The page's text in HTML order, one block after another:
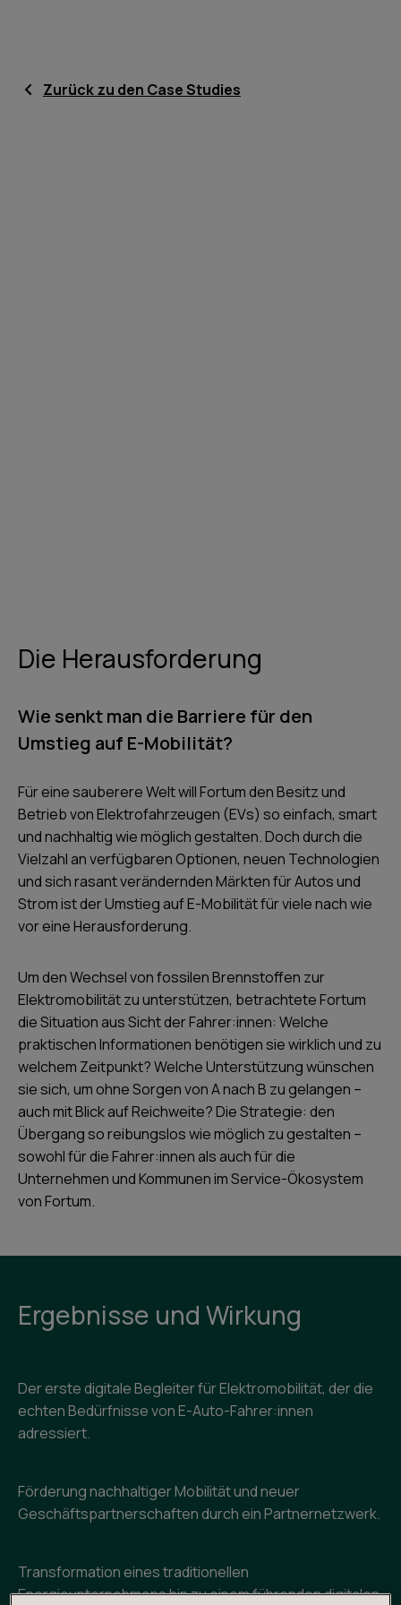
Zurück zu den Case Studies
Die Herausforderung
Wie senkt man die Barriere für den
Umstieg auf E-Mobilität?
Für eine sauberere Welt will Fortum den Besitz und
Betrieb von Elektrofahrzeugen (EVs) so einfach, smart
und nachhaltig wie möglich gestalten. Doch durch die
Vielzahl an verfügbaren Optionen, neuen Technologien
und sich rasant verändernden Märkten für Autos und
Strom ist der Umstieg auf E-Mobilität für viele nach wie
vor eine Herausforderung.
Um den Wechsel von fossilen Brennstoffen zur
Elektromobilität zu unterstützen, betrachtete Fortum
die Situation aus Sicht der Fahrer:innen: Welche
praktischen Informationen benötigen sie wirklich und zu
welchem Zeitpunkt? Welche Unterstützung wünschen
sie sich, um ohne Sorgen von A nach B zu gelangen –
auch mit Blick auf Reichweite? Die Strategie: den
Übergang so reibungslos wie möglich zu gestalten –
sowohl für die Fahrer:innen als auch für die
Unternehmen und Kommunen im Service-Ökosystem
von Fortum.
Ergebnisse und Wirkung
Der erste digitale Begleiter für Elektromobilität, der die
echten Bedürfnisse von E-Auto-Fahrer:innen
adressiert.
Förderung nachhaltiger Mobilität und neuer
Geschäftspartnerschaften durch ein Partnernetzwerk.
Transformation eines traditionellen
Energieunternehmens hin zu einem führenden digitalen